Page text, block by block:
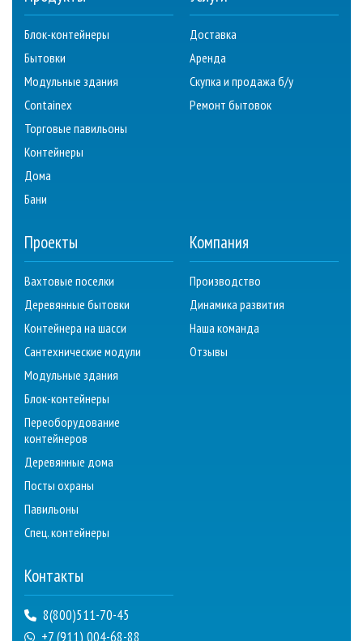
Блок-контейнеры
Бытовки
Модульные здания
Containex
Торговые павильоны
Контейнеры
Дома
Бани
Доставка
Аренда
Скупка и продажа б/у
Ремонт бытовок
Проекты
Вахтовые поселки
Деревянные бытовки
Контейнера на шасси
Сантехнические модули
Модульные здания
Блок-контейнеры
Переоборудование
контейнеров
Деревянные дома
Посты охраны
Павильоны
Спец. контейнеры
Компания
Производство
Динамика развития
Наша команда
Отзывы
Контакты
8(800)511-70-45
+7 (911) 004-68-88